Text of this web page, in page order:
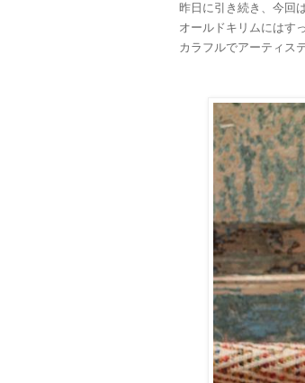
昨日に引き続き、今回
オールドキリムにはす
カラフルでアーティス